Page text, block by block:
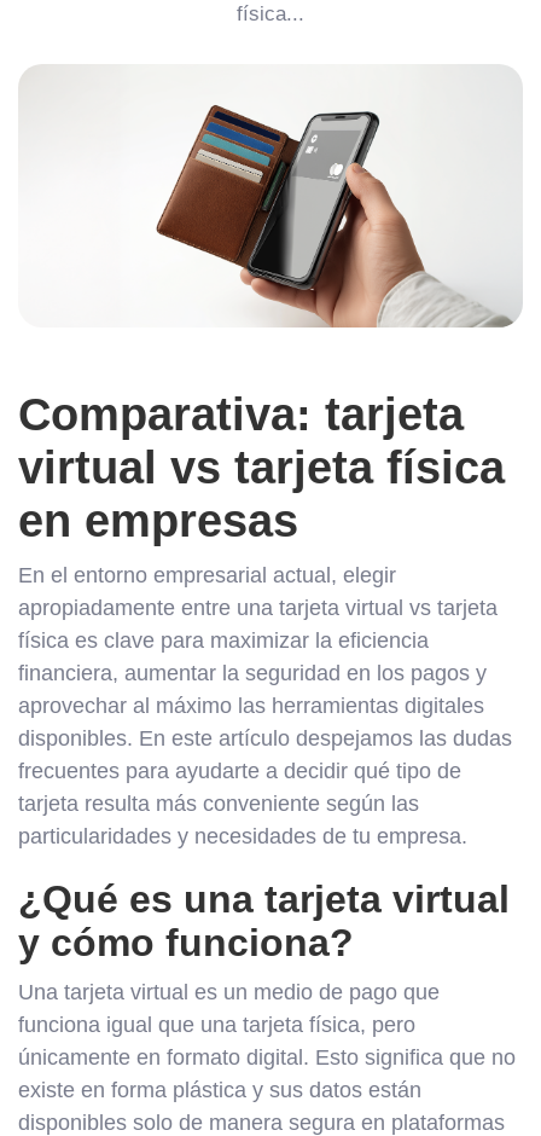
física...
Comparativa: tarjeta
virtual vs tarjeta física
en empresas
En el entorno empresarial actual, elegir
apropiadamente entre una tarjeta virtual vs tarjeta
física es clave para maximizar la eficiencia
financiera, aumentar la seguridad en los pagos y
aprovechar al máximo las herramientas digitales
disponibles. En este artículo despejamos las dudas
frecuentes para ayudarte a decidir qué tipo de
tarjeta resulta más conveniente según las
particularidades y necesidades de tu empresa.
¿Qué es una tarjeta virtual
y cómo funciona?
Una tarjeta virtual es un medio de pago que
funciona igual que una tarjeta física, pero
únicamente en formato digital. Esto significa que no
existe en forma plástica y sus datos están
disponibles solo de manera segura en plataformas